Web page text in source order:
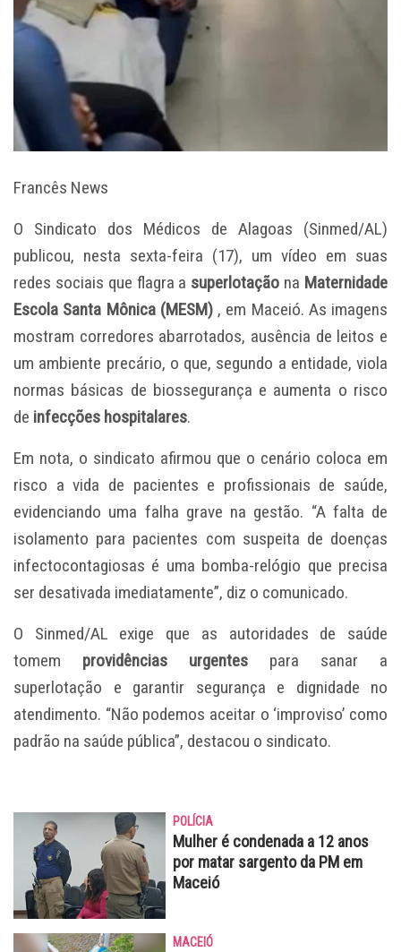
Francês News
O Sindicato dos Médicos de Alagoas (Sinmed/AL)
publicou, nesta sexta-feira (17), um vídeo em suas
redes sociais que flagra a superlotação na Maternidade
Escola Santa Mônica (MESM), em Maceió. As imagens
mostram corredores abarrotados, ausência de leitos e
um ambiente precário, o que, segundo a entidade, viola
normas básicas de biossegurança e aumenta o risco
de infecções hospitalares.
Em nota, o sindicato afirmou que o cenário coloca em
risco a vida de pacientes e profissionais de saúde,
evidenciando uma falha grave na gestão. “A falta de
isolamento para pacientes com suspeita de doenças
infectocontagiosas é uma bomba-relógio que precisa
ser desativada imediatamente”, diz o comunicado.
O Sinmed/AL exige que as autoridades de saúde
tomem providências urgentes para sanar a
superlotação e garantir segurança e dignidade no
atendimento. “Não podemos aceitar o ‘improviso’ como
padrão na saúde pública”, destacou o sindicato.
POLÍCIA
Mulher é condenada a 12 anos
por matar sargento da PM em
Maceió
MACEIÓ